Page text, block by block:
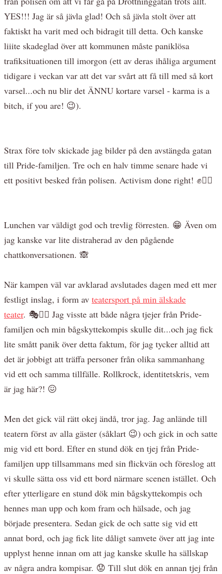
YES!!! Jag är så jävla glad! Och så jävla stolt över att
faktiskt ha varit med och bidragit till detta. Och kanske
liiite skadeglad över att kommunen måste paniklösa
trafiksituationen till imorgon (ett av deras ihåliga argument
tidigare i veckan var att det var svårt att få till med så kort
varsel...och nu blir det ÄNNU kortare varsel - karma is a
bitch, if you are! 😉).
Strax före tolv skickade jag bilder på den avstängda gatan
till Pride-familjen. Tre och en halv timme senare hade vi
ett positivt besked från polisen. Activism done right! ✊🏳️‍🌈
Lunchen var väldigt god och trevlig förresten. 😁 Även om
jag kanske var lite distraherad av den pågående
chattkonversationen. 🙈
När kampen väl var avklarad avslutades dagen med ett mer
festligt inslag, i form av teatersport på min älskade
teater. 🎭🏳️‍🌈 Jag visste att både några tjejer från Pride-
familjen och min bågskyttekompis skulle dit...och jag fick
lite smått panik över detta faktum, för jag tycker alltid att
det är jobbigt att träffa personer från olika sammanhang
vid ett och samma tillfälle. Rollkrock, identitetskris, vem
är jag här?! 😖
Men det gick väl rätt okej ändå, tror jag. Jag anlände till
teatern först av alla gäster (såklart 😉) och gick in och satte
mig vid ett bord. Efter en stund dök en tjej från Pride-
familjen upp tillsammans med sin flickvän och föreslog att
vi skulle sätta oss vid ett bord närmare scenen istället. Och
efter ytterligare en stund dök min bågskyttekompis och
hennes man upp och kom fram och hälsade, och jag
började presentera. Sedan gick de och satte sig vid ett
annat bord, och jag fick lite dåligt samvete över att jag inte
upplyst henne innan om att jag kanske skulle ha sällskap
av några andra kompisar. 😟 Till slut dök en annan tjej från